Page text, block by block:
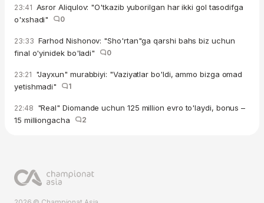
23:41 Asror Aliqulov: "O'tkazib yuborilgan har ikki gol tasodifga
o'xshadi"
0
23:33 Farhod Nishonov: "Sho'rtan"ga qarshi bahs biz uchun
final o'yinidek bo'ladi"
0
23:21 "Jayxun" murabbiyi: "Vaziyatlar bo'ldi, ammo bizga omad
yetishmadi"
1
22:48 "Real" Diomande uchun 125 million evro to'laydi, bonus –
15 milliongacha
2